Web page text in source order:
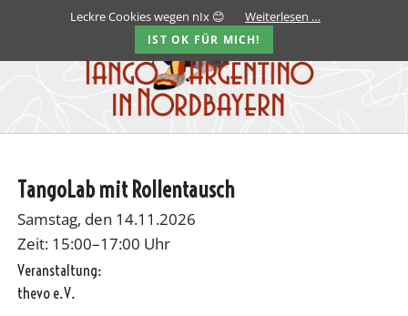
TangoLab mit Rollentausch
Samstag, den 14.11.2026
Zeit: 15:00–17:00 Uhr
Veranstaltung:
thevo e.V.
Leckre Cookies wegen nIx 😊 Weiterlesen …
IST OK FÜR MICH!